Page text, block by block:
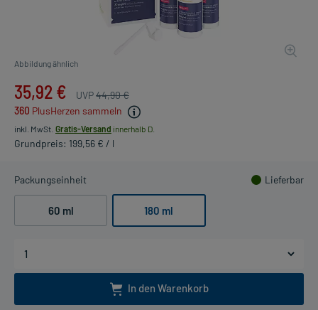
Abbildung ähnlich
35,92 € UVP44,90 €
360 PlusHerzen sammeln
inkl. MwSt. Gratis-Versand innerhalb D.
Grundpreis: 199,56 € / l
Packungseinheit Lieferbar
60 ml 180 ml
In den Warenkorb